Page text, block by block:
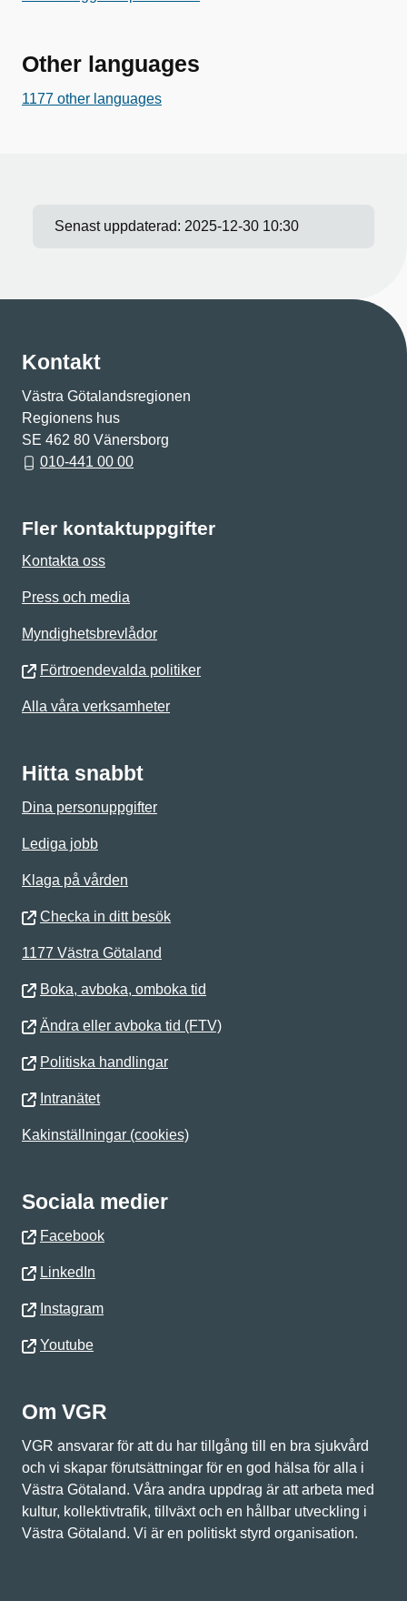
Other languages
1177 other languages
Senast uppdaterad: 2025-12-30 10:30
Kontakt
Västra Götalandsregionen
Regionens hus
SE 462 80 Vänersborg
010-441 00 00
Fler kontaktuppgifter
Kontakta oss
Press och media
Myndighetsbrevlådor
Förtroendevalda politiker
Alla våra verksamheter
Hitta snabbt
Dina personuppgifter
Lediga jobb
Klaga på vården
Checka in ditt besök
1177 Västra Götaland
Boka, avboka, omboka tid
Ändra eller avboka tid (FTV)
Politiska handlingar
Intranätet
Kakinställningar (cookies)
Sociala medier
Facebook
LinkedIn
Instagram
Youtube
Om VGR
VGR ansvarar för att du har tillgång till en bra sjukvård
och vi skapar förutsättningar för en god hälsa för alla i
Västra Götaland. Våra andra uppdrag är att arbeta med
kultur, kollektivtrafik, tillväxt och en hållbar utveckling i
Västra Götaland. Vi är en politiskt styrd organisation.